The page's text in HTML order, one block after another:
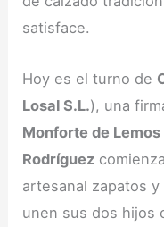
satisface.
Hoy es el turno de
Losal S.L.), una
Monforte de Lemos
Rodríguez
artesanal zapatos
unen sus dos hijos